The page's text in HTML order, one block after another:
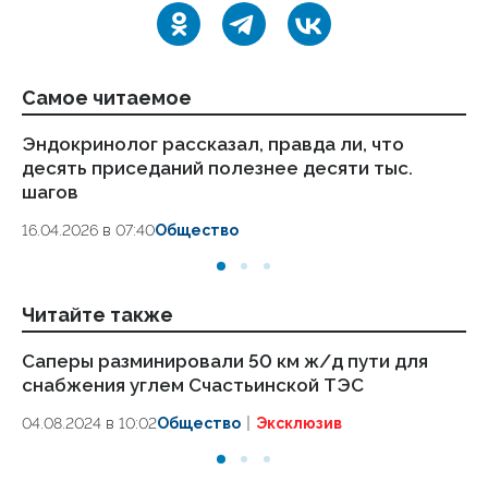
Самое читаемое
Эндокринолог рассказал, правда ли, что
десять приседаний полезнее десяти тыс.
шагов
16.04.2026 в 07:40Общество
Читайте также
Саперы разминировали 50 км ж/д пути для
снабжения углем Счастьинской ТЭС
04.08.2024 в 10:02Общество Эксклюзив